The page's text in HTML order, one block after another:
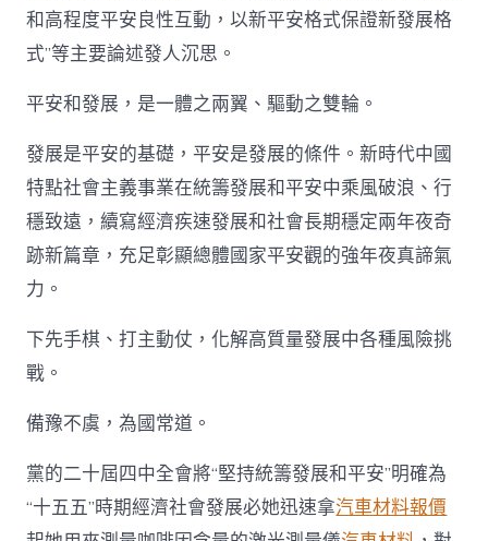
和高程度平安良性互動，以新平安格式保證新發展格
式”等主要論述發人沉思。
平安和發展，是一體之兩翼、驅動之雙輪。
發展是平安的基礎，平安是發展的條件。新時代中國
特點社會主義事業在統籌發展和平安中乘風破浪、行
穩致遠，續寫經濟疾速發展和社會長期穩定兩年夜奇
跡新篇章，充足彰顯總體國家平安觀的強年夜真諦氣
力。
下先手棋、打主動仗，化解高質量發展中各種風險挑
戰。
備豫不虞，為國常道。
黨的二十屆四中全會將“堅持統籌發展和平安”明確為
“十五五”時期經濟社會發展必她迅速拿汽車材料報價